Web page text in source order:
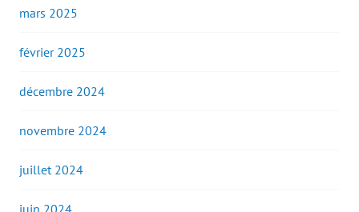
mars 2025
février 2025
décembre 2024
novembre 2024
juillet 2024